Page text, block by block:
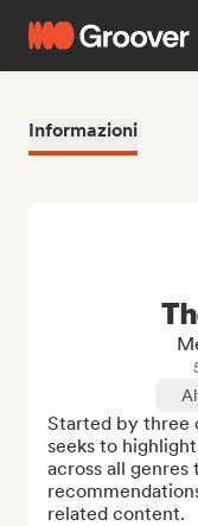
Informazioni
Started by three
seeks to
across all
related content.